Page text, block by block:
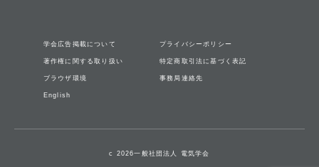
学会広告掲載について プライバシーポリシー
著作権に関する取り扱い 特定商取引法に基づく表記
ブラウザ環境 事務局連絡先
English
c 2026一般社団法人 電気学会